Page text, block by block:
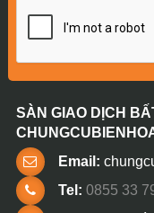
SÀN GIAO DỊCH
Email:
Tel: 0855 33